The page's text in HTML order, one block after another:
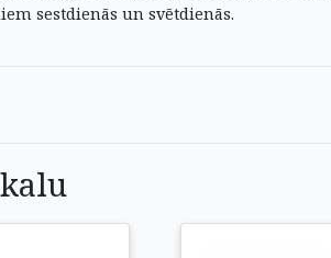
sestdienās un svētdienās.